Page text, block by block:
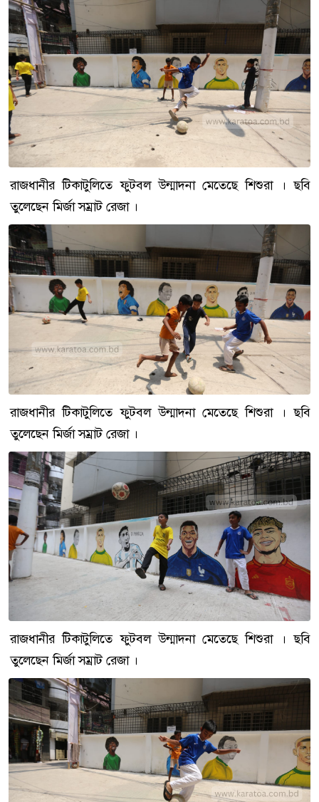
রাজধানীর টিকাটুলিতে ফুটবল উন্মাদনা মেতেছে শিশুরা । ছবি
তুলেছেন মির্জা সম্রাট রেজা ।
রাজধানীর টিকাটুলিতে ফুটবল উন্মাদনা মেতেছে শিশুরা । ছবি
তুলেছেন মির্জা সম্রাট রেজা ।
রাজধানীর টিকাটুলিতে ফুটবল উন্মাদনা মেতেছে শিশুরা । ছবি
তুলেছেন মির্জা সম্রাট রেজা ।